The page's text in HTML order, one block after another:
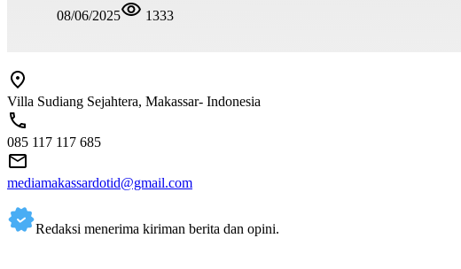
08/06/2025
1333
Villa Sudiang Sejahtera, Makassar- Indonesia
085 117 117 685
mediamakassardotid@gmail.com
Redaksi menerima kiriman berita dan opini.